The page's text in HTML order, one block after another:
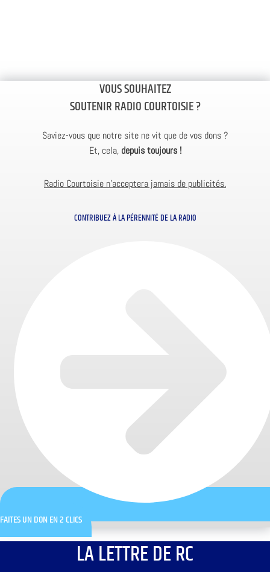
VOUS SOUHAITEZ
SOUTENIR RADIO COURTOISIE ?
Saviez-vous que notre site ne vit que de vos dons ?
Et, cela, depuis toujours !
Radio Courtoisie n’acceptera jamais de publicités.
CONTRIBUEZ À LA PÉRENNITÉ DE LA RADIO
FAITES UN DON EN 2 CLICS
LA LETTRE DE RC